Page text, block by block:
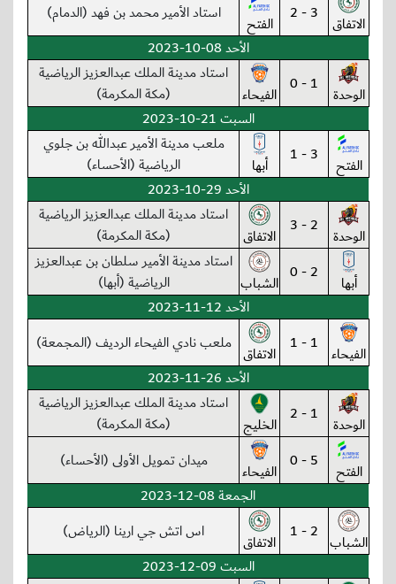
الاتفاق 3 - 2 الفتح
استاد الأمير محمد بن فهد (الدمام)
الأحد 08-10-2023
الوحدة 1 - 0 الفيحاء
استاد مدينة الملك عبدالعزيز الرياضية
(مكة المكرمة)
السبت 21-10-2023
الفتح 3 - 1 أبها
ملعب مدينة الأمير عبدالله بن جلوي
الرياضية (الأحساء)
الأحد 29-10-2023
الوحدة 2 - 3 الاتفاق
استاد مدينة الملك عبدالعزيز الرياضية
(مكة المكرمة)
أبها 2 - 0 الشباب
استاد مدينة الأمير سلطان بن عبدالعزيز
الرياضية (أبها)
الأحد 12-11-2023
الفيحاء 1 - 1 الاتفاق ملعب نادي الفيحاء الرديف (المجمعة)
الأحد 26-11-2023
الوحدة 1 - 2 الخليج
استاد مدينة الملك عبدالعزيز الرياضية
(مكة المكرمة)
الفتح 5 - 0 الفيحاء
ميدان تمويل الأولى (الأحساء)
الجمعة 08-12-2023
الشباب 2 - 1 الاتفاق
اس اتش جي ارينا (الرياض)
السبت 09-12-2023